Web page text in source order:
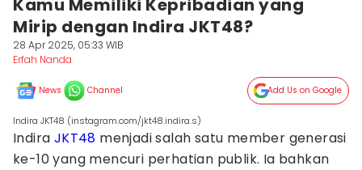
Kamu Memiliki Kepribadian yang
Mirip dengan Indira JKT48?
28 Apr 2025, 05:33 WIB
Erfah Nanda
News Channel Add Us on Google
Indira JKT48 (instagram.com/jkt48.indira.s)
Indira JKT48 menjadi salah satu member generasi
ke-10 yang mencuri perhatian publik. Ia bahkan